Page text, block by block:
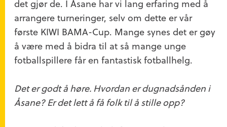
det gjør de. I Åsane har vi lang erfaring med å
arrangere turneringer, selv om dette er vår
første KIWI BAMA-Cup. Mange synes det er gøy
å være med å bidra til at så mange unge
fotballspillere får en fantastisk fotballhelg.
Det er godt å høre. Hvordan er dugnadsånden i
Åsane? Er det lett å få folk til å stille opp?